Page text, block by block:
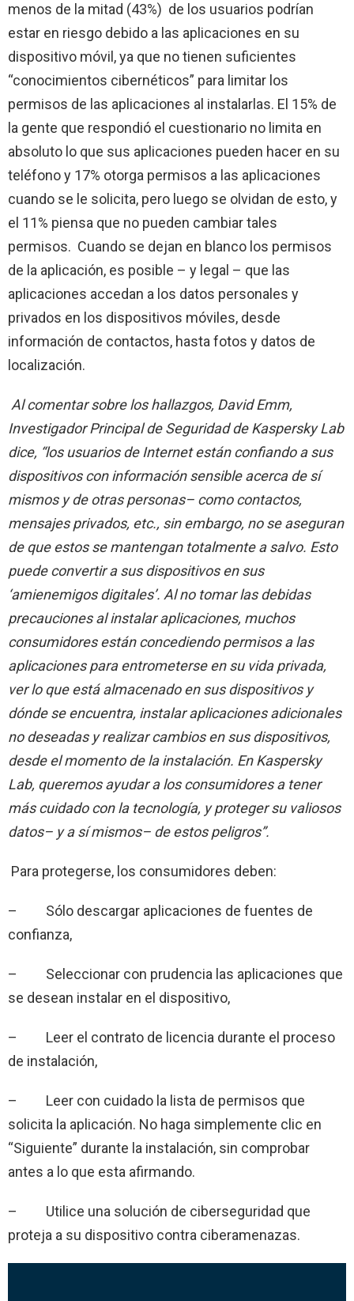
menos de la mitad (43%) de los usuarios podrían
estar en riesgo debido a las aplicaciones en su
dispositivo móvil, ya que no tienen suficientes
“conocimientos cibernéticos” para limitar los
permisos de las aplicaciones al instalarlas. El 15% de
la gente que respondió el cuestionario no limita en
absoluto lo que sus aplicaciones pueden hacer en su
teléfono y 17% otorga permisos a las aplicaciones
cuando se le solicita, pero luego se olvidan de esto, y
el 11% piensa que no pueden cambiar tales
permisos. Cuando se dejan en blanco los permisos
de la aplicación, es posible – y legal – que las
aplicaciones accedan a los datos personales y
privados en los dispositivos móviles, desde
información de contactos, hasta fotos y datos de
localización.
Al comentar sobre los hallazgos, David Emm,
Investigador Principal de Seguridad de Kaspersky Lab
dice, “los usuarios de Internet están confiando a sus
dispositivos con información sensible acerca de sí
mismos y de otras personas– como contactos,
mensajes privados, etc., sin embargo, no se aseguran
de que estos se mantengan totalmente a salvo. Esto
puede convertir a sus dispositivos en sus
‘amienemigos digitales’. Al no tomar las debidas
precauciones al instalar aplicaciones, muchos
consumidores están concediendo permisos a las
aplicaciones para entrometerse en su vida privada,
ver lo que está almacenado en sus dispositivos y
dónde se encuentra, instalar aplicaciones adicionales
no deseadas y realizar cambios en sus dispositivos,
desde el momento de la instalación. En Kaspersky
Lab, queremos ayudar a los consumidores a tener
más cuidado con la tecnología, y proteger su valiosos
datos– y a sí mismos– de estos peligros”.
Para protegerse, los consumidores deben:
– Sólo descargar aplicaciones de fuentes de
confianza,
– Seleccionar con prudencia las aplicaciones que
se desean instalar en el dispositivo,
– Leer el contrato de licencia durante el proceso
de instalación,
– Leer con cuidado la lista de permisos que
solicita la aplicación. No haga simplemente clic en
“Siguiente” durante la instalación, sin comprobar
antes a lo que esta afirmando.
– Utilice una solución de ciberseguridad que
proteja a su dispositivo contra ciberamenazas.